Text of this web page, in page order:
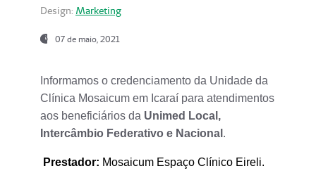
Design: Marketing
07 de maio, 2021
Informamos o credenciamento da Unidade da
Clínica Mosaicum em Icaraí para atendimentos
aos beneficiários da Unimed Local,
Intercâmbio Federativo e Nacional .
Prestador: Mosaicum Espaço Clínico Eireli.